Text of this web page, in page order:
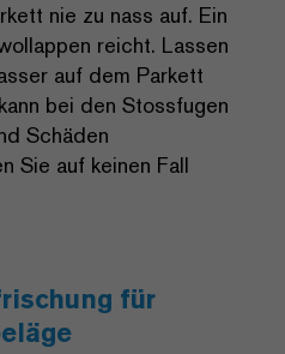
nie zu nass auf. Ein
reicht. Lassen
auf dem Parkett
bei den Stossfugen
Schäden
Sie auf keinen Fall
für